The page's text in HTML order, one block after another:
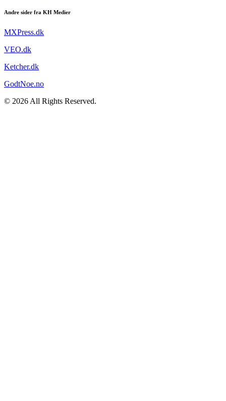
Andre sider fra KH Medier
MXPress.dk
VEO.dk
Ketcher.dk
GodtNoe.no
© 2026 All Rights Reserved.